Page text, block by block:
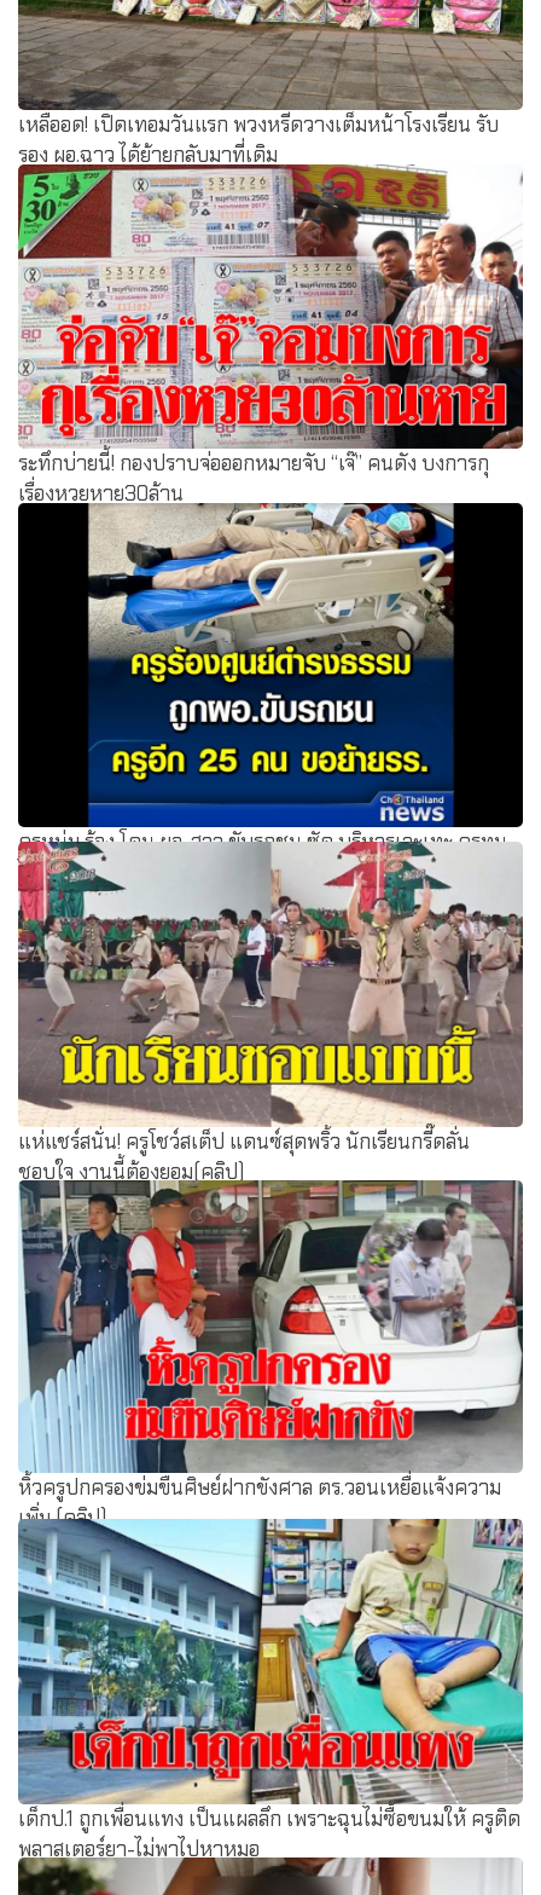
เหลืออด! เปิดเทอมวันแรก พวงหรีดวางเต็มหน้าโรงเรียน รับ
รอง ผอ.ฉาว ได้ย้ายกลับมาที่เดิม
ระทึกบ่ายนี้! กองปราบจ่อออกหมายจับ “เจ๊” คนดัง บงการกุ
เรื่องหวยหาย30ล้าน
ครูหนุ่ม ร้อง โดน ผอ. สาว ขับรถชน ซัด บริหารเละเทะ ครูทน
ไม่ไหวขอย้ายเกือบทั้ง รร.
แห่แชร์สนั่น! ครูโชว์สเต็ป แดนซ์สุดพริ้ว นักเรียนกรี๊ดลั่น
ชอบใจ งานนี้ต้องยอม(คลิป)
หิ้วครูปกครองข่มขืนศิษย์ฝากขังศาล ตร.วอนเหยื่อแจ้งความ
เพิ่ม (คลิป)
เด็กป.1 ถูกเพื่อนแทง เป็นแผลลึก เพราะฉุนไม่ซื้อขนมให้ ครูติด
พลาสเตอร์ยา-ไม่พาไปหาหมอ